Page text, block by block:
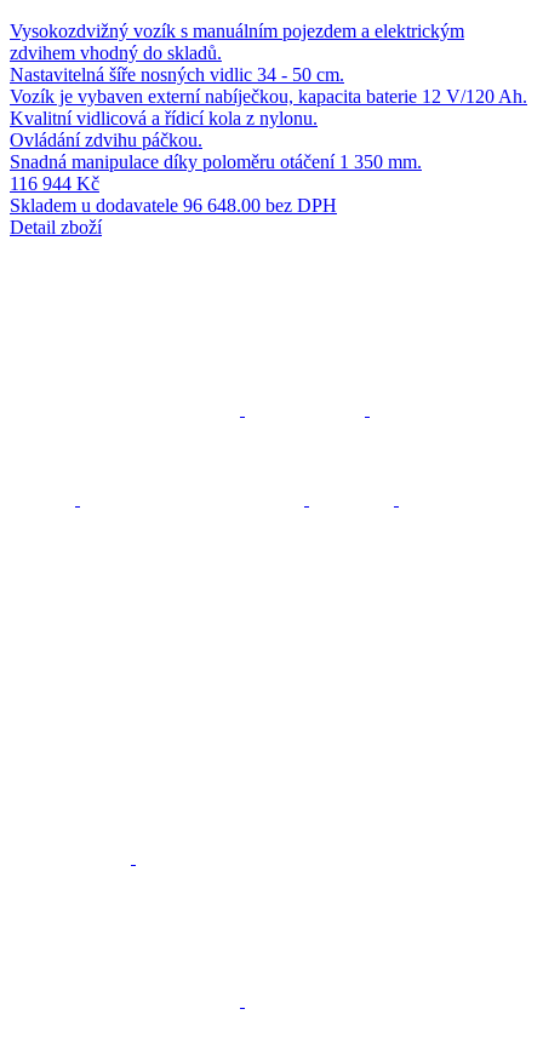
Vysokozdvižný vozík s manuálním pojezdem a elektrickým
zdvihem vhodný do skladů.
Nastavitelná šíře nosných vidlic 34 - 50 cm.
Vozík je vybaven externí nabíječkou, kapacita baterie 12 V/120 Ah.
Kvalitní vidlicová a řídicí kola z nylonu.
Ovládání zdvihu páčkou.
Snadná manipulace díky poloměru otáčení 1 350 mm.
116 944 Kč
Skladem u dodavatele 96 648.00 bez DPH
Detail zboží